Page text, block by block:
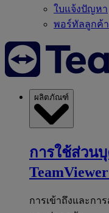
ใบแจ้งปัญหา
พอร์ทัลลูกค้า
ผลิตภัณฑ์
การใช้ส่วน
การเข้าถึงและกา